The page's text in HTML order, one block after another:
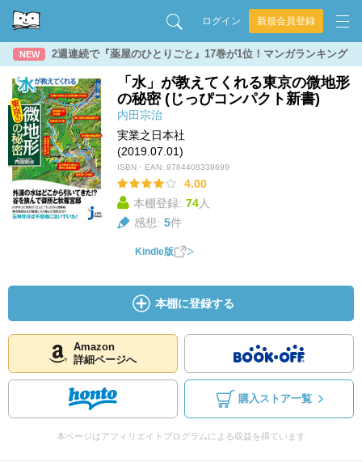
ログイン 新規会員登録
NEW 2週連続で『薬屋のひとりごと』17巻が1位！マンガランキング
「水」が教えてくれる東京の微地形
の秘密 (じっぴコンパクト新書)
内田宗治
実業之日本社
(2019.07.01)
ISBN・EAN: 9784408338699
4.00
本棚登録: 74人
感想: 5件
Kindle版
本棚に登録する
Amazon
詳細ページへ
購入ストア一覧
本ページはアフィリエイトプログラムによる収益を得ています